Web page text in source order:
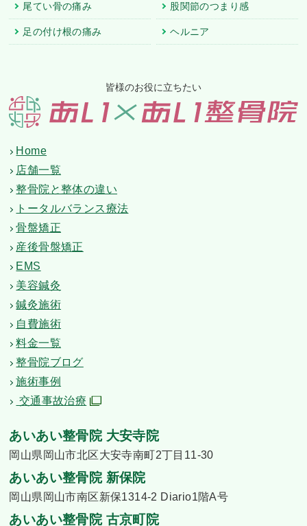
尾てい骨の痛み 股関節のつまり感
足の付け根の痛み ヘルニア
皆様のお役に立ちたい
Home
店舗一覧
整骨院と整体の違い
トータルバランス療法
骨盤矯正
産後骨盤矯正
EMS
美容鍼灸
鍼灸施術
自費施術
料金一覧
整骨院ブログ
施術事例
交通事故治療
あいあい整骨院 大安寺院
岡山県岡山市北区大安寺南町2丁目11-30
あいあい整骨院 新保院
岡山県岡山市南区新保1314-2 Diario1階A号
あいあい整骨院 古京町院